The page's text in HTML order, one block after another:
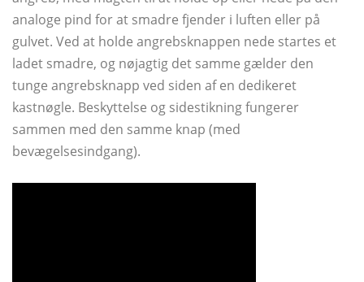
analoge pind for at smadre fjender i luften eller på
gulvet. Ved at holde angrebsknappen nede startes et
ladet smadre, og nøjagtig det samme gælder den
tunge angrebsknapp ved siden af ​​en dedikeret
kastnøgle. Beskyttelse og sidestikning fungerer
sammen med den samme knap (med
bevægelsesindgang).